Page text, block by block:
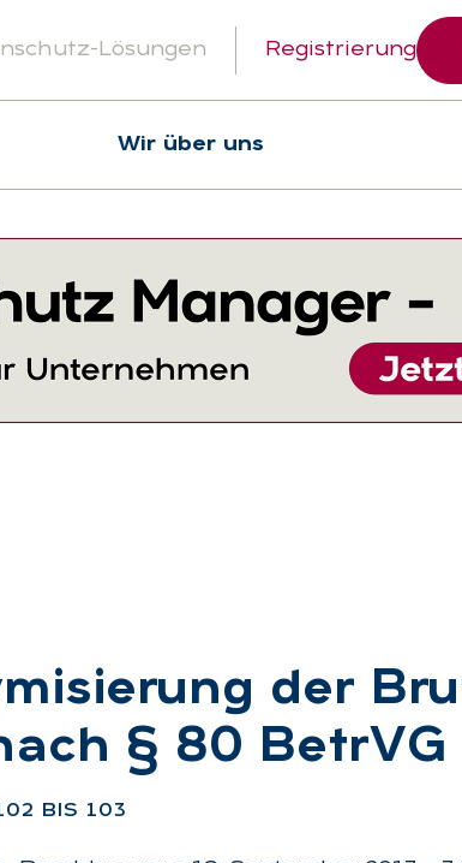
Lösungen Registrierung
Wir über uns
der
§ 80 Be­trVG
BIS 103